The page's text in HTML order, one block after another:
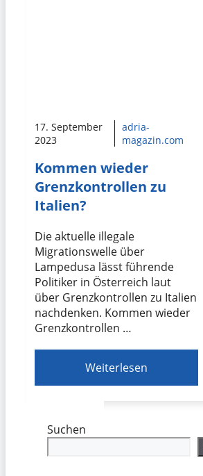
17. September
2023
adria-
magazin.com
Kommen wieder
Grenzkontrollen zu
Italien?
Die aktuelle illegale
Migrationswelle über
Lampedusa lässt führende
Politiker in Österreich laut
über Grenzkontrollen zu Italien
nachdenken. Kommen wieder
Grenzkontrollen …
Weiterlesen
Suchen